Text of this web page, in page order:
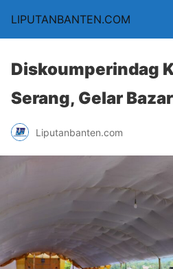
LIPUTANBANTEN.COM
Diskoumperindag
Serang, Gelar
Liputanbanten.com